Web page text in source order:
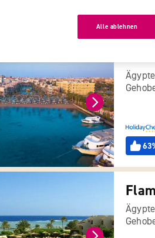
Alle ablehnen